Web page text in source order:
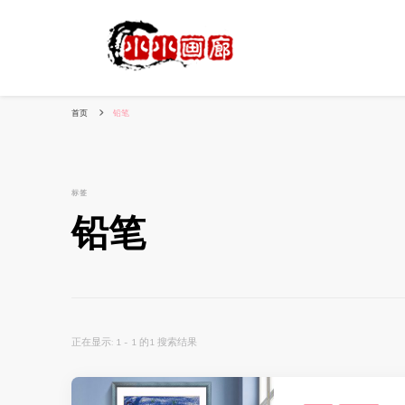
首页 铅笔
标签
铅笔
正在显示: 1 - 1 的1 搜索结果